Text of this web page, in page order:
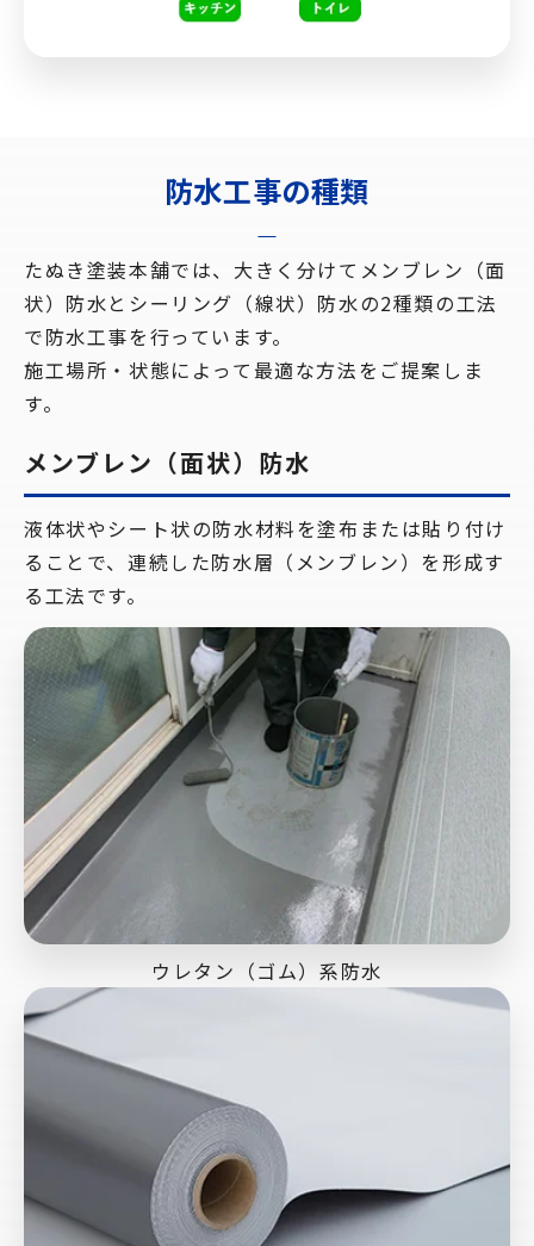
防水工事の種類
たぬき塗装本舗では、大きく分けてメンブレン（面
状）防水とシーリング（線状）防水の2種類の工法
で防水工事を行っています。
施工場所・状態によって最適な方法をご提案しま
す。
メンブレン（面状）防水
液体状やシート状の防水材料を塗布または貼り付け
ることで、連続した防水層（メンブレン）を形成す
る工法です。
ウレタン（ゴム）系防水